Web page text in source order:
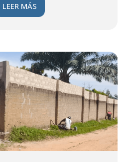
LEER MÁS